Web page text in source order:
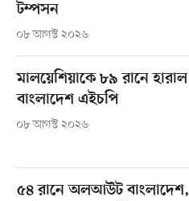
টম্পসন
০৮ আগস্ট ২০২৬
মালয়েশিয়াকে ৮৯ রানে হারাল
বাংলাদেশ এইচপি
০৮ আগস্ট ২০২৬
৫৪ রানে অলআউট বাংলাদেশ,